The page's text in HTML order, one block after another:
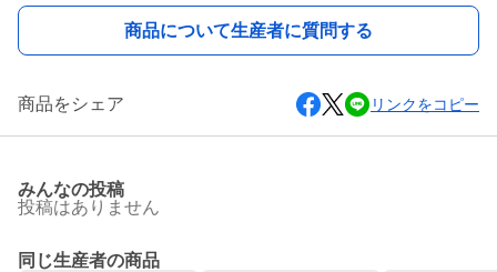
商品について生産者に質問する
商品をシェア リンクをコピー
みんなの投稿
投稿はありません
同じ生産者の商品